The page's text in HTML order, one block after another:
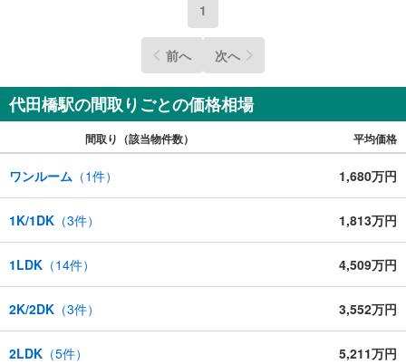
【Yahoo！ 不動産キャンペーン対象店舗】
当店で物件を成約するとPayPayボーナスライトがもらえる
「Yahoo！ 不動産 物件ご成約キャンペーン」の対象になります。
「資料をもらう」「見学予約をする」ボタンからお問い合わせください。
※必ずYahoo！ JAPAN IDでログインしてください。
※PayPayボーナスライトは出金と譲渡はできません。
お電話でのお問い合わせも常時受け付けております！
■頭金0円からのご購入可能です■（諸費用もOK）
お気軽にお問い合わせください。
1
前へ 次へ
代田橋駅の間取りごとの価格相場
間取り（該当物件数） 平均価格
ワンルーム （1件） 1,680万円
1K/1DK （3件） 1,813万円
1LDK （14件） 4,509万円
2K/2DK （3件） 3,552万円
2LDK （5件） 5,211万円